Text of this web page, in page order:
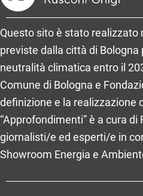
Questo sito è stato realizzato
previste dalla città di Bologna
neutralità climatica entro il
Comune di Bologna e
definizione e la realizzazione
“Approfondimenti” è a cura
giornalisti/e ed esperti/e in
Showroom Energia e